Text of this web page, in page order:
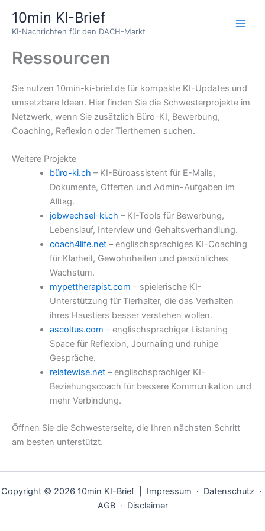
Inhalt
springen
10min KI-Brief
KI-Nachrichten für den DACH-Markt
Ressourcen
Sie nutzen 10min-ki-brief.de für kompakte KI-Updates und
umsetzbare Ideen. Hier finden Sie die Schwesterprojekte im
Netzwerk, wenn Sie zusätzlich Büro-KI, Bewerbung,
Coaching, Reflexion oder Tierthemen suchen.
Weitere Projekte
büro-ki.ch – KI-Büroassistent für E-Mails,
Dokumente, Offerten und Admin-Aufgaben im
Alltag.
jobwechsel-ki.ch – KI-Tools für Bewerbung,
Lebenslauf, Interview und Gehaltsverhandlung.
coach4life.net– englischsprachiges KI-Coaching
für Klarheit, Gewohnheiten und persönliches
Wachstum.
mypettherapist.com – spielerische KI-
Unterstützung für Tierhalter, die das Verhalten
ihres Haustiers besser verstehen wollen.
ascoltus.com – englischsprachiger Listening
Space für Reflexion, Journaling und ruhige
Gespräche.
relatewise.net– englischsprachiger KI-
Beziehungscoach für bessere Kommunikation und
mehr Verbindung.
Öffnen Sie die Schwesterseite, die Ihren nächsten Schritt
am besten unterstützt.
Copyright © 2026 10min KI-Brief | Impressum · Datenschutz ·
AGB· Disclaimer